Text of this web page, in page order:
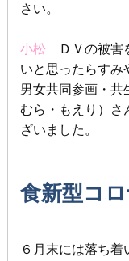
さい。
小松
ＤＶの被害
いと思ったらすみ
男女共同参画・
むら・もえり）さ
ざいました。
食新型コ
６月末には落ち